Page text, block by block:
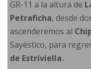
GR-11 a la altura de
Petraficha, desde
ascenderemos al
Sayéstico, para
de Estriviella.